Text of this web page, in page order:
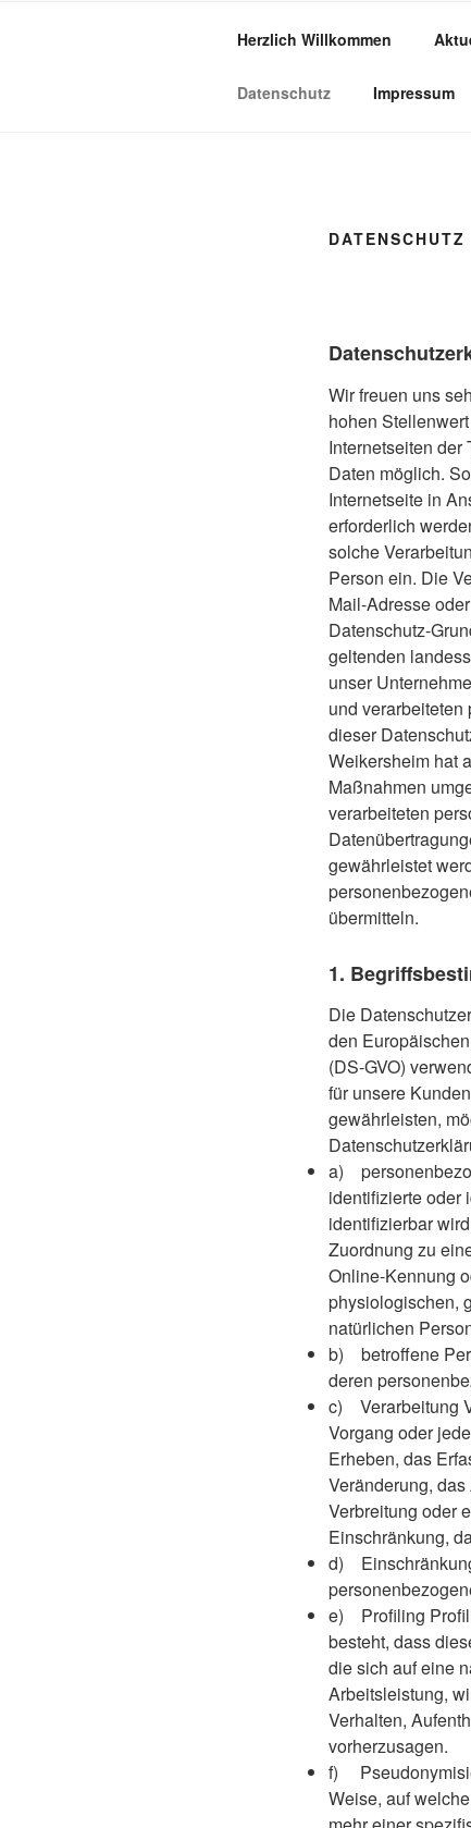
handgemachtes aus Holz –
Herzlich Willkommen
Datenschutz Impressum
DATENSCHUTZ
Wir freuen uns
hohen
Internetseiten
Daten möglich.
Internetseite in
erforderlich
solche
Person ein. Die
Mail-Adresse
Datenschutz-
geltenden
unser
und
dieser
Weikersheim hat
Maßnahmen
verarbeiteten
gewährleistet
übermitteln.
1.
Die
den
(DS-GVO)
für unsere
gewährleisten,
a)
identifizierte oder
identifizierbar
Zuordnung zu
Online-Kennung
physiologischen,
natürlichen
b) betroffene
deren
c) Verarbeitung
Vorgang oder
Erheben, das
Veränderung,
Verbreitung oder
Einschränkung,
d)
e) Profiling
besteht, dass
die sich auf eine
Arbeitsleistung,
Verhalten,
vorherzusagen.
f)
Weise, auf